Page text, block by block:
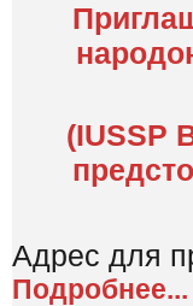
(IUSSP
Адрес для
Подробнее...